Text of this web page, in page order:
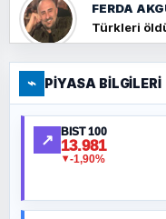
FERDA
Türkleri
FERHAT
Ankara
Ortadoğu
⌁ PIYASA BILGILERI
↗ BIST 100
13.981
▼-1,90%